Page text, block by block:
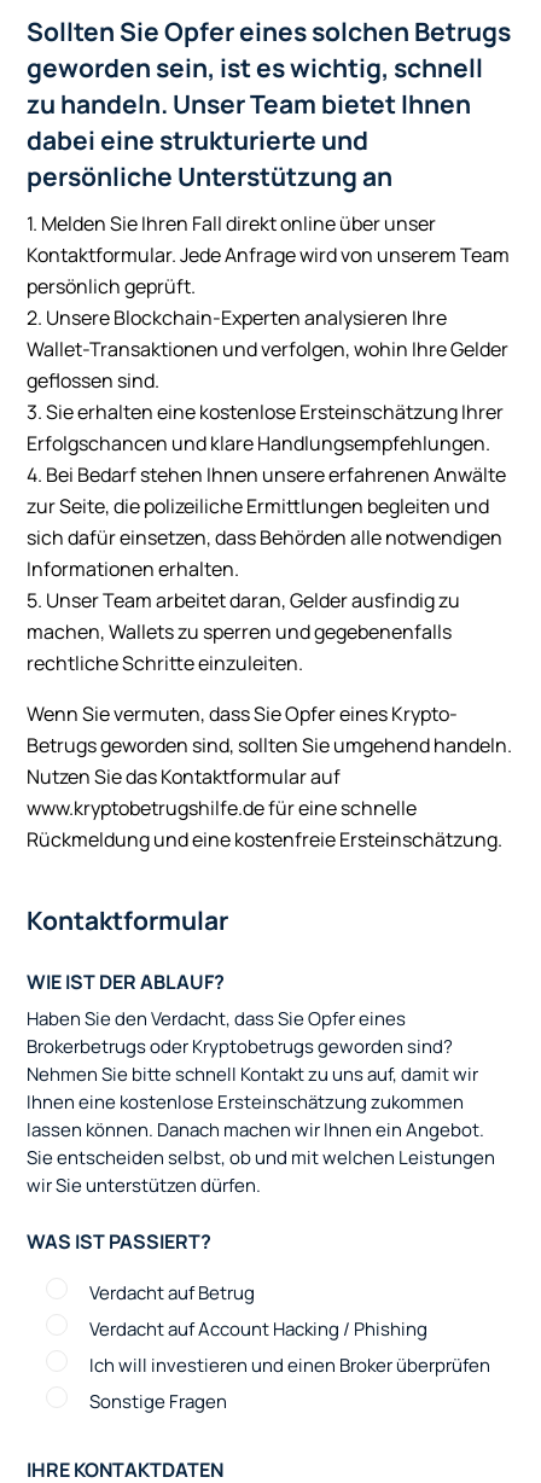
Sollten Sie Opfer eines solchen Betrugs
geworden sein, ist es wichtig, schnell
zu handeln. Unser Team bietet Ihnen
dabei eine strukturierte und
persönliche Unterstützung an
1. Melden Sie Ihren Fall direkt online über unser
Kontaktformular. Jede Anfrage wird von unserem Team
persönlich geprüft.
2. Unsere Blockchain-Experten analysieren Ihre
Wallet-Transaktionen und verfolgen, wohin Ihre Gelder
geflossen sind.
3. Sie erhalten eine kostenlose Ersteinschätzung Ihrer
Erfolgschancen und klare Handlungsempfehlungen.
4. Bei Bedarf stehen Ihnen unsere erfahrenen Anwälte
zur Seite, die polizeiliche Ermittlungen begleiten und
sich dafür einsetzen, dass Behörden alle notwendigen
Informationen erhalten.
5. Unser Team arbeitet daran, Gelder ausfindig zu
machen, Wallets zu sperren und gegebenenfalls
rechtliche Schritte einzuleiten.
Wenn Sie vermuten, dass Sie Opfer eines Krypto-
Betrugs geworden sind, sollten Sie umgehend handeln.
Nutzen Sie das Kontaktformular auf
www.kryptobetrugshilfe.de für eine schnelle
Rückmeldung und eine kostenfreie Ersteinschätzung.
Kontaktformular
WIE IST DER ABLAUF?
Haben Sie den Verdacht, dass Sie Opfer eines
Brokerbetrugs oder Kryptobetrugs geworden sind?
Nehmen Sie bitte schnell Kontakt zu uns auf, damit wir
Ihnen eine kostenlose Ersteinschätzung zukommen
lassen können. Danach machen wir Ihnen ein Angebot.
Sie entscheiden selbst, ob und mit welchen Leistungen
wir Sie unterstützen dürfen.
WAS IST PASSIERT?
Verdacht auf Betrug
Verdacht auf Account Hacking / Phishing
Ich will investieren und einen Broker überprüfen
Sonstige Fragen
IHRE KONTAKTDATEN